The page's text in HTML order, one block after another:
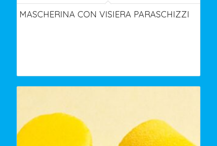
MASCHERINA CON VISIERA PARASCHIZZI